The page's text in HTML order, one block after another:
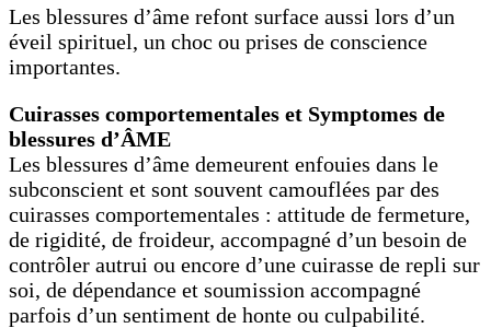
Les blessures d’âme refont surface aussi lors d’un
éveil spirituel, un choc ou prises de conscience
importantes.
Cuirasses comportementales et Symptomes de
blessures d’ÂME
Les blessures d’âme demeurent enfouies dans le
subconscient et sont souvent camouflées par des
cuirasses comportementales : attitude de fermeture,
de rigidité, de froideur, accompagné d’un besoin de
contrôler autrui ou encore d’une cuirasse de repli sur
soi, de dépendance et soumission accompagné
parfois d’un sentiment de honte ou culpabilité.